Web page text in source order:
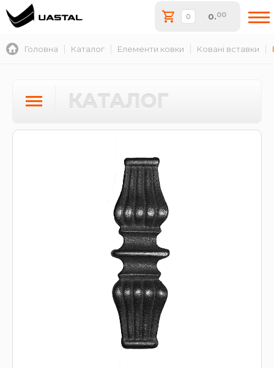
0.00
Головна Каталог Елементи ковки Ковані вставки
КАТАЛОГ